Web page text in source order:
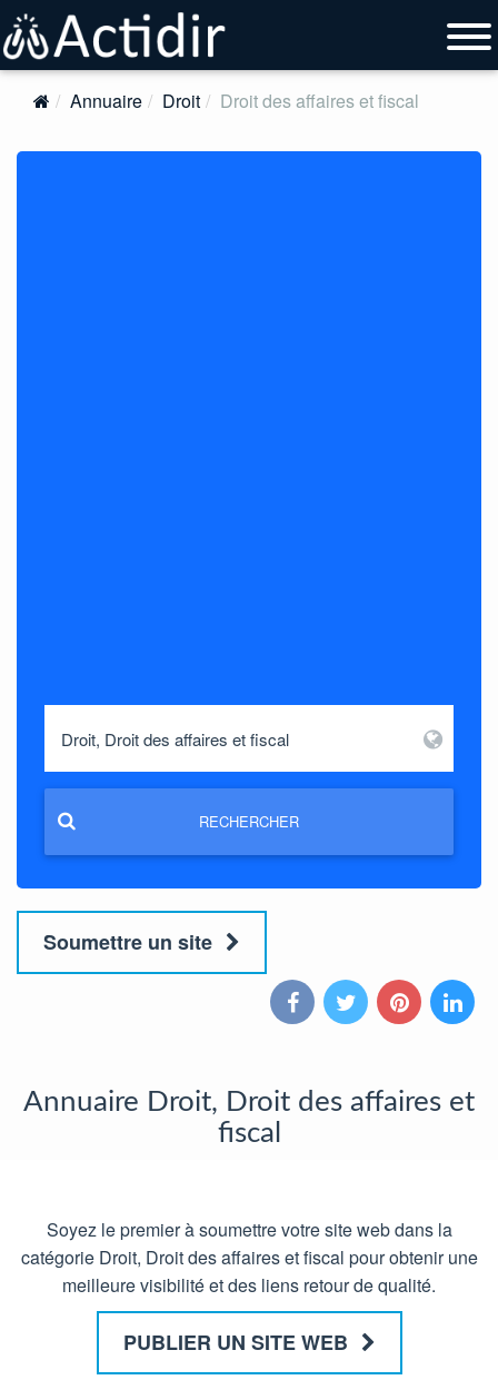
Annuaire Droit Droit des affaires et fiscal
RECHERCHER
Soumettre un site
Annuaire Droit, Droit des affaires et
fiscal
Soyez le premier à soumettre votre site web dans la
catégorie Droit, Droit des affaires et fiscal pour obtenir une
meilleure visibilité et des liens retour de qualité.
PUBLIER UN SITE WEB